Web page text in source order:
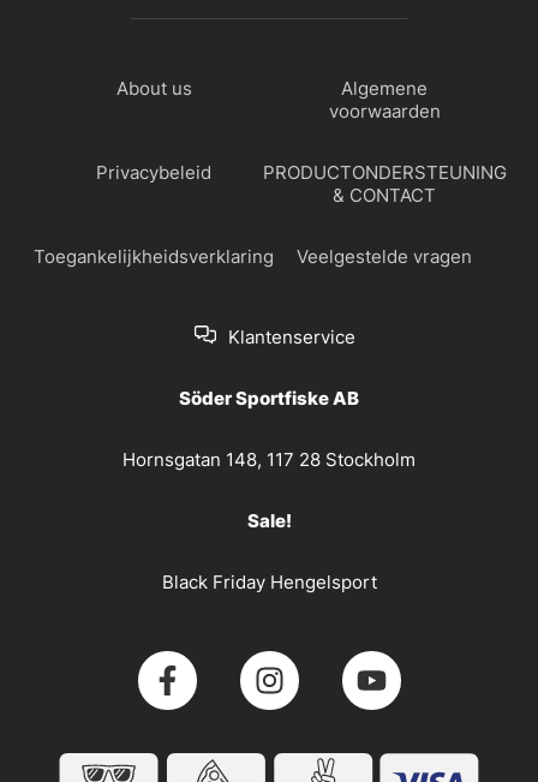
About us
Algemene
voorwaarden
Privacybeleid
PRODUCTONDERSTEUNING
& CONTACT
Toegankelijkheidsverklaring Veelgestelde vragen
Klantenservice
Söder Sportfiske AB
Hornsgatan 148, 117 28 Stockholm
Sale!
Black Friday Hengelsport